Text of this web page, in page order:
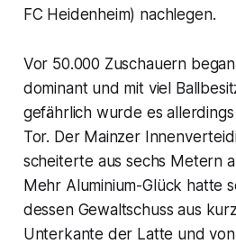
FC Heidenheim) nachlegen.
Vor 50.000 Zuschauern
dominant und mit viel
gefährlich wurde es
Tor. Der Mainzer
scheiterte aus sechs Metern
Mehr Aluminium-Glück hatte
dessen Gewaltschuss aus
Unterkante der Latte und